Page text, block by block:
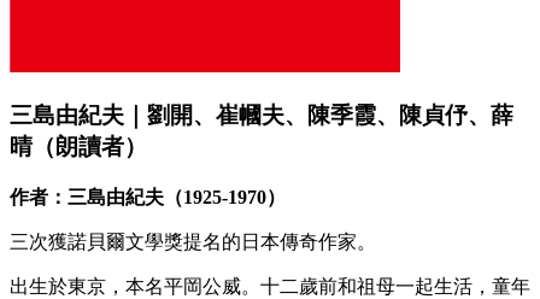
三島由紀夫｜劉開、崔幗夫、陳季霞、陳貞伃、薛
晴（朗讀者）
作者：三島由紀夫（1925-1970）
三次獲諾貝爾文學獎提名的日本傳奇作家。
出生於東京，本名平岡公威。十二歲前和祖母一起生活，童年